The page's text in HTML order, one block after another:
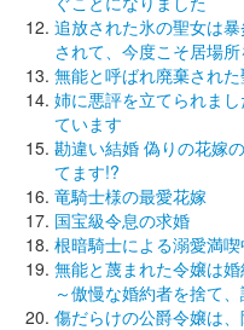
追放された氷の聖女は
されて、今度こそ居場
無能と呼ばれ廃棄され
姉に悪評を立てられま
ています
勘違い結婚 偽りの花嫁
てます!?
竜騎士様の最愛花嫁
国宝級令息の求婚
根暗騎士による溺愛満
無能と蔑まれた令嬢は
～傲慢な婚約者を捨て
傷だらけの公爵令嬢は